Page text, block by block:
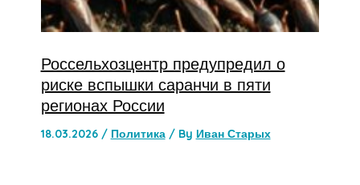
Россельхозцентр предупредил о
риске вспышки саранчи в пяти
регионах России
18.03.2026 / Политика/ By Иван Старых